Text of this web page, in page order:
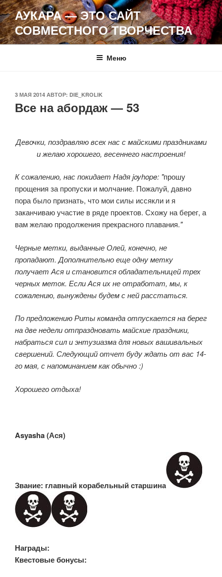
Перейти
к
содержимому
АУКАРА — ЭТО САЙТ
СОВМЕСТНОГО ТВОРЧЕСТВА
Меню
ОПУБЛИКОВАНО
3 МАЯ 2014 АВТОР: DIE_KROLIK
Все на абордаж — 53
Девочки, поздравляю всех нас с майскими праздниками
и желаю хорошего, весеннего настроения!
К сожалению, нас покидает Надя joyhope: "прошу
прощения за пропуски и молчание. Пожалуй, давно
пора было признать, что мои силы иссякли и я
заканчиваю участие в ряде проектов. Схожу на берег, а
вам желаю продолжения прекрасного плавания."
Черные метки, выданные Олей, конечно, не
пропадают. Дополнительно еще одну метку
получает Ася и становится обладательницей трех
черных меток. Если Ася их не отработат, мы, к
сожалению, вынуждены будем с ней расстаться.
По предложению Риты команда отпускается на берег
на две недели отпраздновать майские праздники,
набраться сил и энтузиазма для новых вашивальных
свершений. Следующий отчет буду ждать от вас 14-
го мая, с напоминанием как обычно :)
Хорошего отдыха!
Asyasha (Ася)
Звание: главный корабельный старшина
Награды:
Квестовые бонусы: